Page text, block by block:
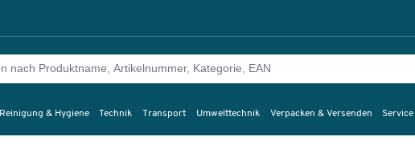
Reinigung & Hygiene Technik Transport Umwelttechnik Verpacken & Versenden